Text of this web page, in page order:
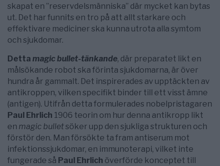
skapat en ”reservdelsmänniska” där mycket kan bytas
ut. Det har funnits en tro på att allt starkare och
effektivare mediciner ska kunna utrota alla symtom
och sjukdomar.
Detta magic bullet-tänkande, där preparatet likt en
målsökande robot ska förinta sjukdomarna, är över
hundra år gammalt. Det inspirerades av upptäckten av
antikroppen, vilken specifikt binder till ett visst ämne
(antigen). Utifrån detta formulerades nobelpristagaren
Paul Ehrlich 1906 teorin om hur denna antikropp likt
en magic bulletsöker upp den sjukliga strukturen och
förstör den. Man försökte ta fram antiserum mot
infektionssjukdomar, en immunoterapi, vilket inte
fungerade så Paul Ehrlich överförde konceptet till